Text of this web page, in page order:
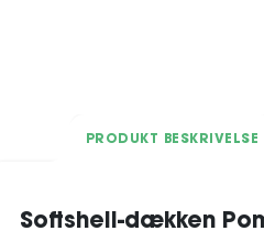
PRODUKT BESKRIVELSE
Softshell-dækken